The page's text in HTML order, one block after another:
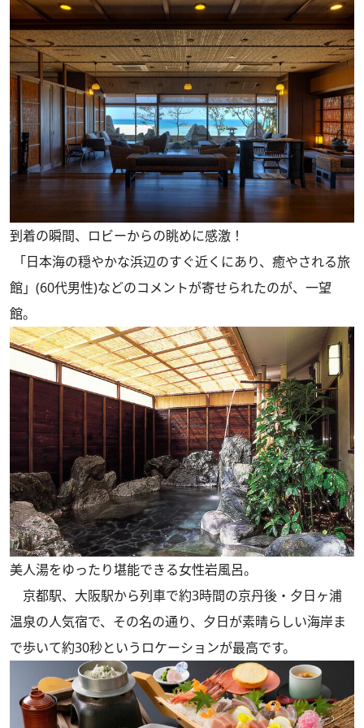
到着の瞬間、ロビーからの眺めに感激！
「日本海の穏やかな浜辺のすぐ近くにあり、癒やされる旅
館」(60代男性)などのコメントが寄せられたのが、一望
館。
美人湯をゆったり堪能できる女性岩風呂。
京都駅、大阪駅から列車で約3時間の京丹後・夕日ヶ浦
温泉の人気宿で、その名の通り、夕日が素晴らしい海岸ま
で歩いて約30秒というロケーションが最高です。